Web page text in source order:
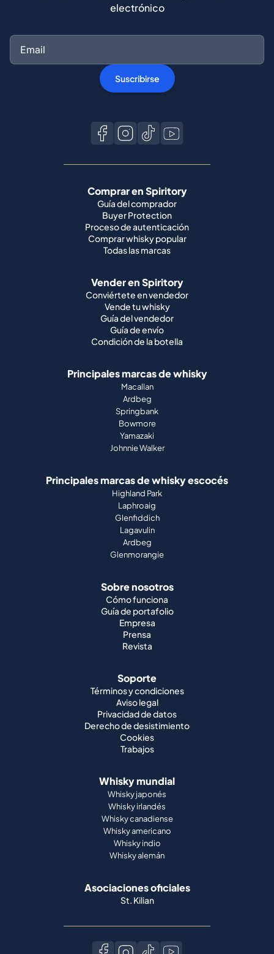
electrónico
Suscribirse
Comprar en Spiritory
Guía del comprador
Buyer Protection
Proceso de autenticación
Comprar whisky popular
Todas las marcas
Vender en Spiritory
Conviértete en vendedor
Vende tu whisky
Guía del vendedor
Guía de envío
Condición de la botella
Principales marcas de whisky
Macallan
Ardbeg
Springbank
Bowmore
Yamazaki
Johnnie Walker
Principales marcas de whisky escocés
Highland Park
Laphroaig
Glenfiddich
Lagavulin
Ardbeg
Glenmorangie
Sobre nosotros
Cómo funciona
Guía de portafolio
Empresa
Prensa
Revista
Soporte
Términos y condiciones
Aviso legal
Privacidad de datos
Derecho de desistimiento
Cookies
Trabajos
Whisky mundial
Whisky japonés
Whisky irlandés
Whisky canadiense
Whisky americano
Whisky indio
Whisky alemán
Asociaciones oficiales
St. Kilian